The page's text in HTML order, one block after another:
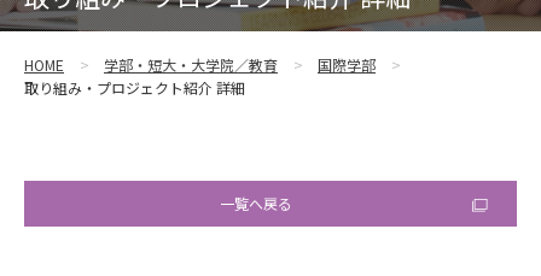
HOME 学部・短大・大学院／教育
国際学部
取り組み・プロジェクト紹介 詳細
一覧へ戻る